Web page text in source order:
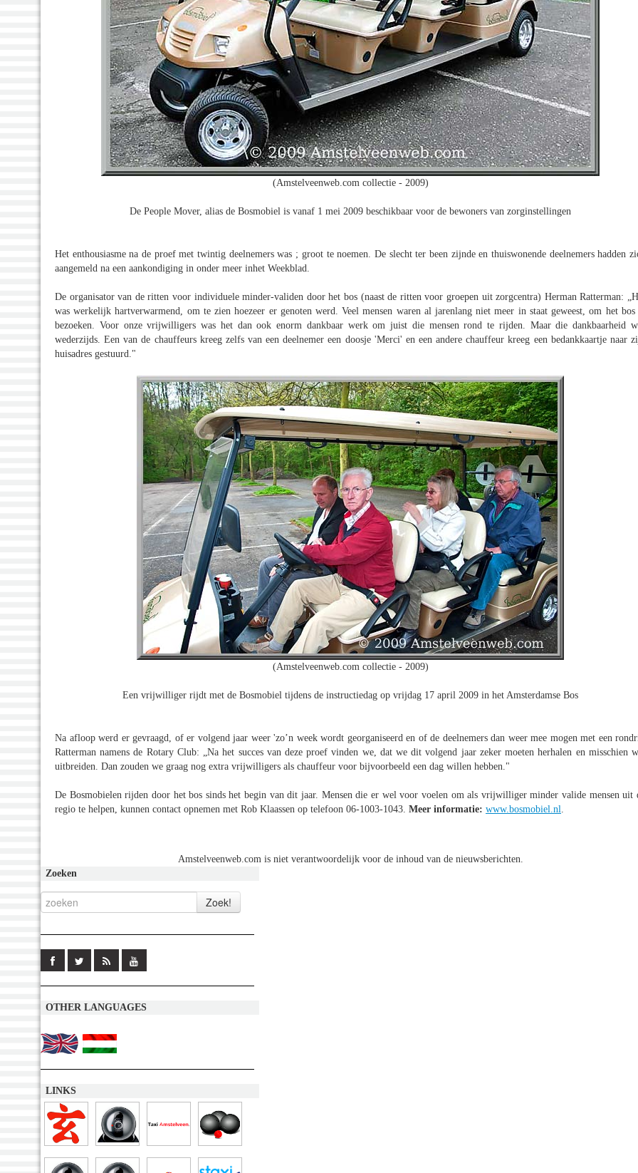
(Amstelveenweb.com collectie - 2009)
De People Mover, alias de Bosmobiel is vanaf 1 mei 2009 beschikbaar voor de bewoners van zorginstellingen
Het enthousiasme na de proef met twintig deelnemers was ; groot te noemen. De slecht ter been zijnde en thuiswonende deelnemers hadden
aangemeld na een aankondiging in onder meer inhet Weekblad.
De organisator van de ritten voor individuele minder-validen door het bos (naast de ritten voor groepen uit zorgcentra) Herman Ratterman:
was werkelijk hartverwarmend, om te zien hoezeer er genoten werd. Veel mensen waren al jarenlang niet meer in staat geweest, om het bos
bezoeken. Voor onze vrijwilligers was het dan ook enorm dankbaar werk om juist die mensen rond te rijden. Maar die dankbaarheid
wederzijds. Een van de chauffeurs kreeg zelfs van een deelnemer een doosje 'Merci' en een andere chauffeur kreeg een bedankkaartje naar
huisadres gestuurd."
(Amstelveenweb.com collectie - 2009)
Een vrijwilliger rijdt met de Bosmobiel tijdens de instructiedag op vrijdag 17 april 2009 in het Amsterdamse Bos
Na afloop werd er gevraagd, of er volgend jaar weer 'zo’n week wordt georganiseerd en of de deelnemers dan weer mee mogen met een
Ratterman namens de Rotary Club: „Na het succes van deze proef vinden we, dat we dit volgend jaar zeker moeten herhalen en misschien
uitbreiden. Dan zouden we graag nog extra vrijwilligers als chauffeur voor bijvoorbeeld een dag willen hebben."
De Bosmobielen rijden door het bos sinds het begin van dit jaar. Mensen die er wel voor voelen om als vrijwilliger minder valide mensen uit
regio te helpen, kunnen contact opnemen met Rob Klaassen op telefoon 06-1003-1043. Meer informatie: www.bosmobiel.nl
Amstelveenweb.com is niet verantwoordelijk voor de inhoud van de nieuwsberichten.
Zoeken
OTHER LANGUAGES
LINKS